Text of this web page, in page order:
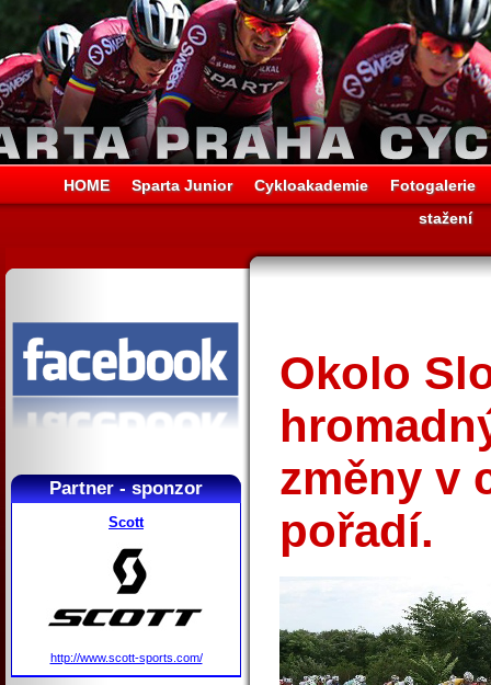
HOME Sparta Junior Cykloakademie
Fotogalerie
stažení
Partner - sponzor
Scott
http://www.scott-sports.com/
Okolo
změny v
pořadí.